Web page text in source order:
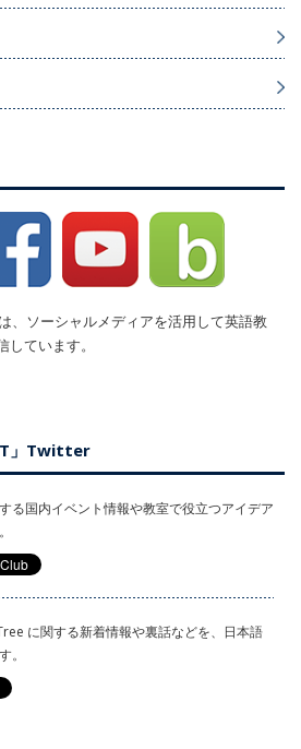
、ソーシャルメディアを活用して英語教
ています。
」Twitter
る国内イベント情報や教室で役立つアイデア
に関する新着情報や裏話などを、日本語
。